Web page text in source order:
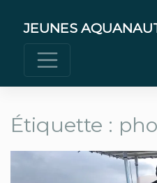
content
JEUNES
Étiquette :